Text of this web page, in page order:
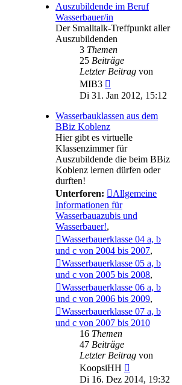
Auszubildende im Beruf
Wasserbauer/in
Der Smalltalk-Treffpunkt aller
Auszubildenden
3 Themen
25 Beiträge
Letzter Beitrag von
MIB3
Beitrag
Di 31. Jan 2012, 15:12
Wasserbauklassen aus dem
BBiz Koblenz
Hier gibt es virtuelle
Klassenzimmer für
Auszubildende die beim BBiz
Koblenz lernen dürfen oder
durften!
Unterforen:
Allgemeine
Informationen für
Wasserbauazubis und
Wasserbauer!,
Wasserbauerklasse 04 a, b
und c von 2004 bis 2007,
Wasserbauerklasse 05 a, b
und c von 2005 bis 2008,
Wasserbauerklasse 06 a, b
und c von 2006 bis 2009,
Wasserbauerklasse 07 a, b
und c von 2007 bis 2010
16 Themen
47 Beiträge
Letzter Beitrag von
KoopsiHH
Beitrag
Di 16. Dez 2014, 19:32